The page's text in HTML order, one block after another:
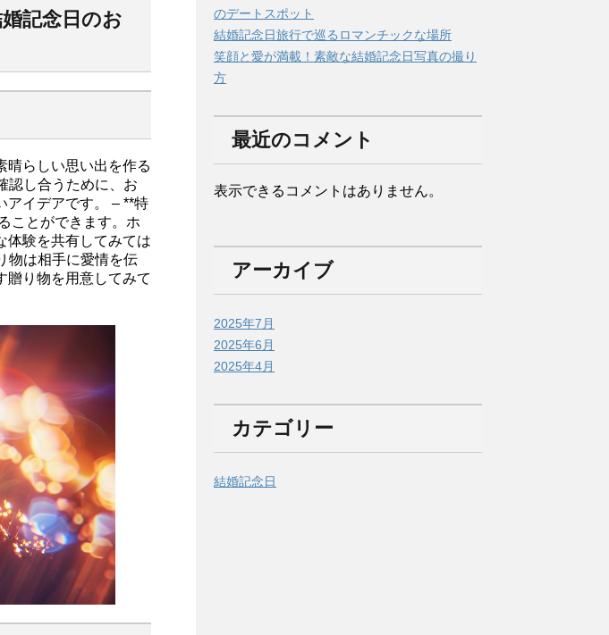
記念日のお
晴らしい思い出を作る
認し合うために、お
アイデアです。 – **特
ことができます。ホ
体験を共有してみては
物は相手に愛情を伝
贈り物を用意してみて
のデートスポット
結婚記念日旅行で巡るロマンチックな場所
笑顔と愛が満載！素敵な結婚記念日写真の撮り
方
最近のコメント
表示できるコメントはありません。
アーカイブ
2025年7月
2025年6月
2025年4月
カテゴリー
結婚記念日